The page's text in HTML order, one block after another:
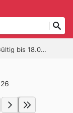
bis 18.01.2026